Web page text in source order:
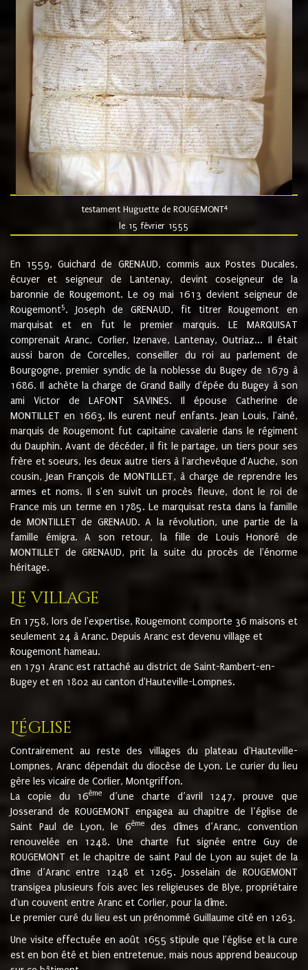
testament Huguette de ROUGEMONT4
le 15 février 1555
En 1559, Guichard de GRENAUD, commis aux Postes Ducales,
écuyer et seigneur de Lantenay, devint coseigneur de la
baronnie de Rougemont. Le 09 mai 1613 devient seigneur de
Rougemont5. Joseph de GRENAUD, fit titrer Rougemont en
marquisat et en fut le premier marquis. LE MARQUISAT
comprenait Aranc, Corlier, Izenave, Lantenay, Outriaz... Il était
aussi baron de Corcelles, conseiller du roi au parlement de
Bourgogne, premier syndic de la noblesse du Bugey de 1679 à
1686. Il achète la charge de Grand Bailly d'épée du Bugey à son
ami Victor de LAFONT SAVINES. Il épouse Catherine de
MONTILLET en 1663. Ils eurent neuf enfants. Jean Louis, l'ainé,
marquis de Rougemont fut capitaine cavalerie dans le régiment
du Dauphin. Avant de décéder, il fit le partage, un tiers pour ses
frère et soeurs, les deux autre tiers à l'archevêque d'Auche, son
cousin, Jean François de MONTILLET, à charge de reprendre les
armes et noms. Il s'en suivit un procès fleuve, dont le roi de
France mis un terme en 1785. Le marquisat resta dans la famille
de MONTILLET de GRENAUD. A la révolution, une partie de la
famille émigra. A son retour, la fille de Louis Honoré de
MONTILLET de GRENAUD, prit la suite du procès de l'énorme
héritage.
Le village
En 1758, lors de l'expertise, Rougemont comporte 36 maisons et
seulement 24 à Aranc. Depuis Aranc est devenu village et
Rougemont hameau.
en 1791 Aranc est rattaché au district de Saint-Rambert-en-
Bugey et en 1802 au canton d'Hauteville-Lompnes.
L'église
Contrairement au reste des villages du plateau d'Hauteville-
Lompnes, Aranc dépendait du diocèse de Lyon. Le curier du lieu
gère les vicaire de Corlier, Montgriffon.
La copie du 16ème
d’une charte d’avril 1247, prouve que
Josserand de ROUGEMONT engagea au chapitre de l’église de
Saint Paul de Lyon, le 6èmedes dîmes d’Aranc, convention
renouvelée en 1248. Une charte fut signée entre Guy de
ROUGEMONT et le chapitre de saint Paul de Lyon au sujet de la
dîme d’Aranc entre 1248 et 1265. Josselain de ROUGEMONT
transigea plusieurs fois avec les religieuses de Blye, propriétaire
d'un couvent entre Aranc et Corlier, pour la dîme.
Le premier curé du lieu est un prénommé Guillaume cité en 1263.
Une visite effectuée en août 1655 stipule que l'église et la cure
est en bon été et bien entretenue, mais nous apprend beaucoup